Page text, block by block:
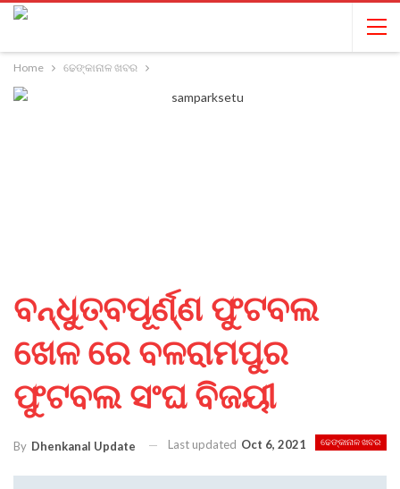
Home ଢେଙ୍କାନାଳ ଖବର
ବନ୍ଧୁତ୍ବପୂର୍ଣ୍ଣ ଫୁଟବଲ
ଖେଳ ରେ ବଳରାମପୁର
ଫୁଟବଲ ସଂଘ ବିଜୟୀ
ଢେଙ୍କାନାଳ ଖବର
By Dhenkanal Update Last updated Oct 6, 2021